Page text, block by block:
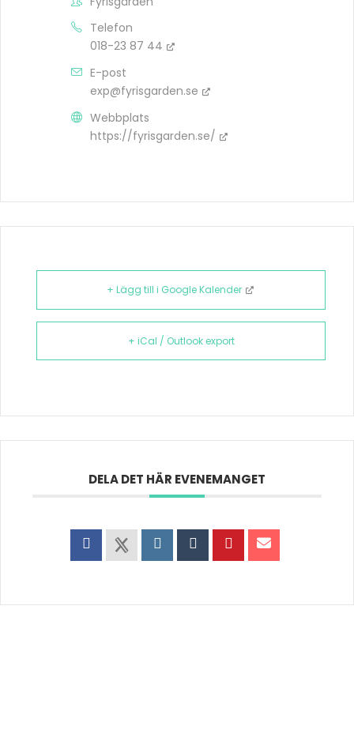
Telefon
018-23 87 44
E-post
exp@fyrisgarden.se
Webbplats
https://fyrisgarden.se/
+ Lägg till i Google Kalender
+ iCal / Outlook export
DELA DET HÄR EVENEMANGET